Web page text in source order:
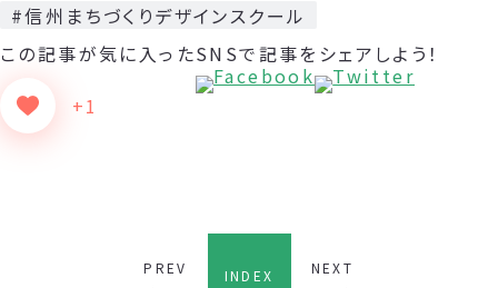
#信州まちづくりデザインスクール
この記事が気に入った
+1
SNSで記事をシェアしよう！
PREV INDEX NEXT